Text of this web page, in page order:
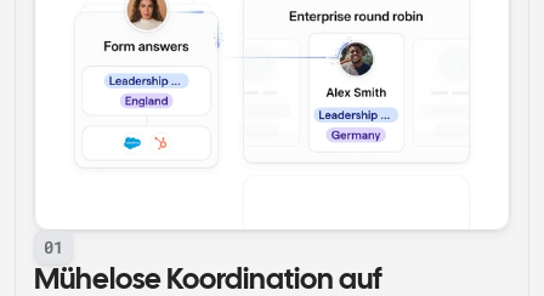
01
Mühelose Koordination auf